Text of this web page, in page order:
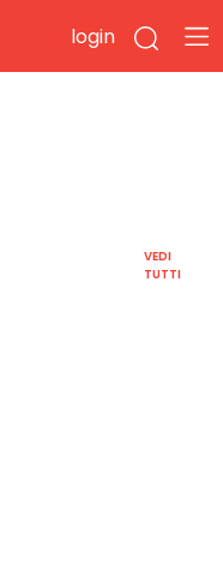
login
VEDI
TUTTI